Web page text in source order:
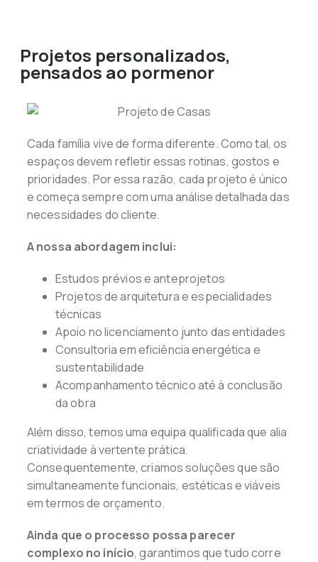
Projetos personalizados,
pensados ao pormenor
Cada família vive de forma diferente. Como tal, os
espaços devem refletir essas rotinas, gostos e
prioridades. Por essa razão, cada projeto é único
e começa sempre com uma análise detalhada das
necessidades do cliente.
A nossa abordagem inclui:
Estudos prévios e anteprojetos
Projetos de arquitetura e especialidades
técnicas
Apoio no licenciamento junto das entidades
Consultoria em eficiência energética e
sustentabilidade
Acompanhamento técnico até à conclusão
da obra
Além disso, temos uma equipa qualificada que alia
criatividade à vertente prática.
Consequentemente, criamos soluções que são
simultaneamente funcionais, estéticas e viáveis
em termos de orçamento.
Ainda que o processo possa parecer
complexo no início, garantimos que tudo corre